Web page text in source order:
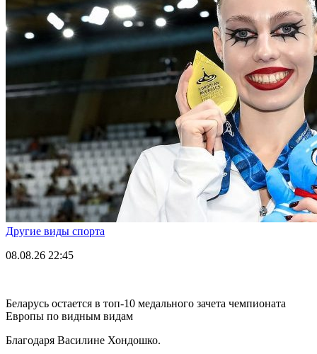
Другие виды спорта
08.08.26 22:45
Беларусь остается в топ-10 медального зачета чемпионата
Европы по видным видам
Благодаря Василине Хондошко.